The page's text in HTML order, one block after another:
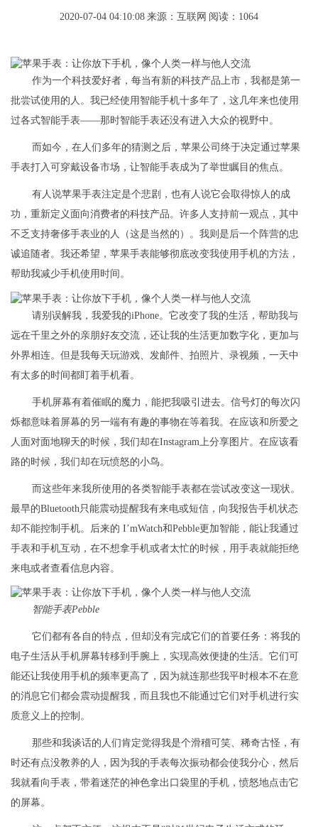
2020-07-04 04:10:08 来源：互联网 阅读：1064
作为一个科技爱好者，每当有新的科技产品上市，我都是第一
批尝试使用的人。我已经使用智能手机十多年了，这几年来也使用
过各式智能手表——那时智能手表还没有进入大众的视野中。
而如今，在人们多年的猜测之后，苹果公司终于决定通过苹果
手表打入可穿戴设备市场，让智能手表成为了举世瞩目的焦点。
有人说苹果手表注定是个悲剧，也有人说它会取得惊人的成
功，重新定义面向消费者的科技产品。许多人支持前一观点，其中
不乏支持奢侈手表业的人（这是当然的）。我则是后一个阵营的忠
诚追随者。我还希望，苹果手表能够彻底改变我使用手机的方法，
帮助我减少手机使用时间。
请别误解我，我爱我的iPhone。它改变了我的生活，帮助我与
远在千里之外的亲朋好友交流，还让我的生活更加数字化，更加与
外界相连。但是我每天玩游戏、发邮件、拍照片、录视频，一天中
有太多的时间都盯着手机看。
手机屏幕有着催眠的魔力，能把我吸引进去。信号灯的每次闪
烁都意味着屏幕的另一端有有趣的事物在等着我。在应该和所爱之
人面对面地聊天的时候，我们却在Instagram上分享图片。在应该看
路的时候，我们却在玩愤怒的小鸟。
而这些年来我所使用的各类智能手表都在尝试改变这一现状。
最早的Bluetooth只能震动提醒我有来电或短信，向我报告手机状态
却不能控制手机。后来的 I’mWatch和Pebble更加智能，能让我通过
手表和手机互动，在不想拿手机或者太忙的时候，用手表就能拒绝
来电或者查看信息内容。
智能手表Pebble
它们都有各自的特点，但却没有完成它们的首要任务：将我的
电子生活从手机屏幕转移到手腕上，实现高效便捷的生活。它们可
能还让我使用手机的频率更高了，因为就连那些我平时根本不在意
的消息它们都会震动提醒我，而且我也不能通过它们对手机进行实
质意义上的控制。
那些和我谈话的人们肯定觉得我是个滑稽可笑、稀奇古怪，有
时还有点没教养的人，因为我的手表每次振动都会使我分心，然后
我就看向手表，带着迷茫的神色拿出口袋里的手机，愤怒地点击它
的屏幕。